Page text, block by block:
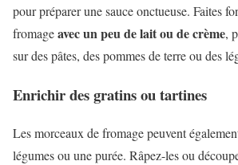
pour préparer une sauce onctueuse. Faites
fromageavec un peu de lait ou de crème,
sur des pâtes, des pommes de terre ou des
Enrichir des gratins ou tartines
Les morceaux de fromage peuvent
légumes ou une purée. Râpez-les ou